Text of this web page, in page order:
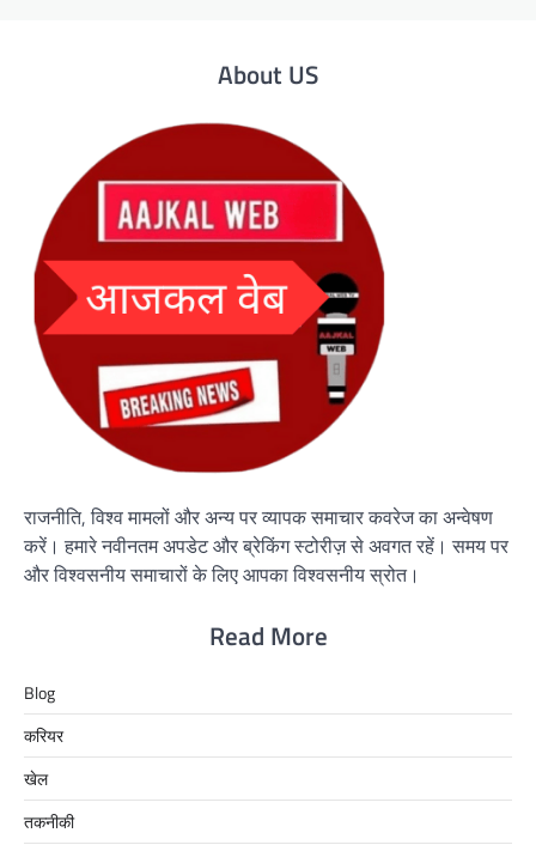
About US
राजनीति, विश्व मामलों और अन्य पर व्यापक समाचार कवरेज का अन्वेषण
करें। हमारे नवीनतम अपडेट और ब्रेकिंग स्टोरीज़ से अवगत रहें। समय पर
और विश्वसनीय समाचारों के लिए आपका विश्वसनीय स्रोत।
Read More
Blog
करियर
खेल
तकनीकी